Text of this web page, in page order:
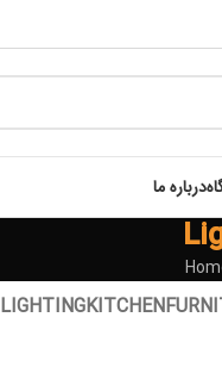
درباره ما
KITCHEN
LIGHTING